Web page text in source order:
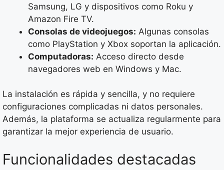
Samsung, LG y dispositivos como Roku y
Amazon Fire TV.
Consolas de videojuegos: Algunas consolas
como PlayStation y Xbox soportan la aplicación.
Computadoras: Acceso directo desde
navegadores web en Windows y Mac.
La instalación es rápida y sencilla, y no requiere
configuraciones complicadas ni datos personales.
Además, la plataforma se actualiza regularmente para
garantizar la mejor experiencia de usuario.
Funcionalidades destacadas